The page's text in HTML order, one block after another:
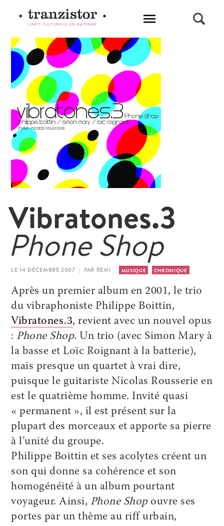
L'INFO CULTURELLE EN MAYENNE
Vibratones.3
Phone Shop
LE 14 DÉCEMBRE 2007 | PAR RÉMI MUSIQUE CHRONIQUE
Après un premier album en 2001, le trio
du vibraphoniste Philippe Boittin,
Vibratones.3, revient avec un nouvel opus
: Phone Shop. Un trio (avec Simon Mary à
la basse et Loïc Roignant à la batterie),
mais presque un quartet à vrai dire,
puisque le guitariste Nicolas Rousserie en
est le quatrième homme. Invité quasi
« permanent », il est présent sur la
plupart des morceaux et apporte sa pierre
à l’unité du groupe.
Philippe Boittin et ses acolytes créent un
son qui donne sa cohérence et son
homogénéité à un album pourtant
voyageur. Ainsi, Phone Shopouvre ses
portes par un thème au riff urbain,